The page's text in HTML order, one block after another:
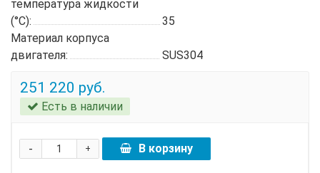
температура жидкости
(°C):
35
Материал корпуса
двигателя:
SUS304
251 220 руб.
Есть в наличии
+
- В корзину